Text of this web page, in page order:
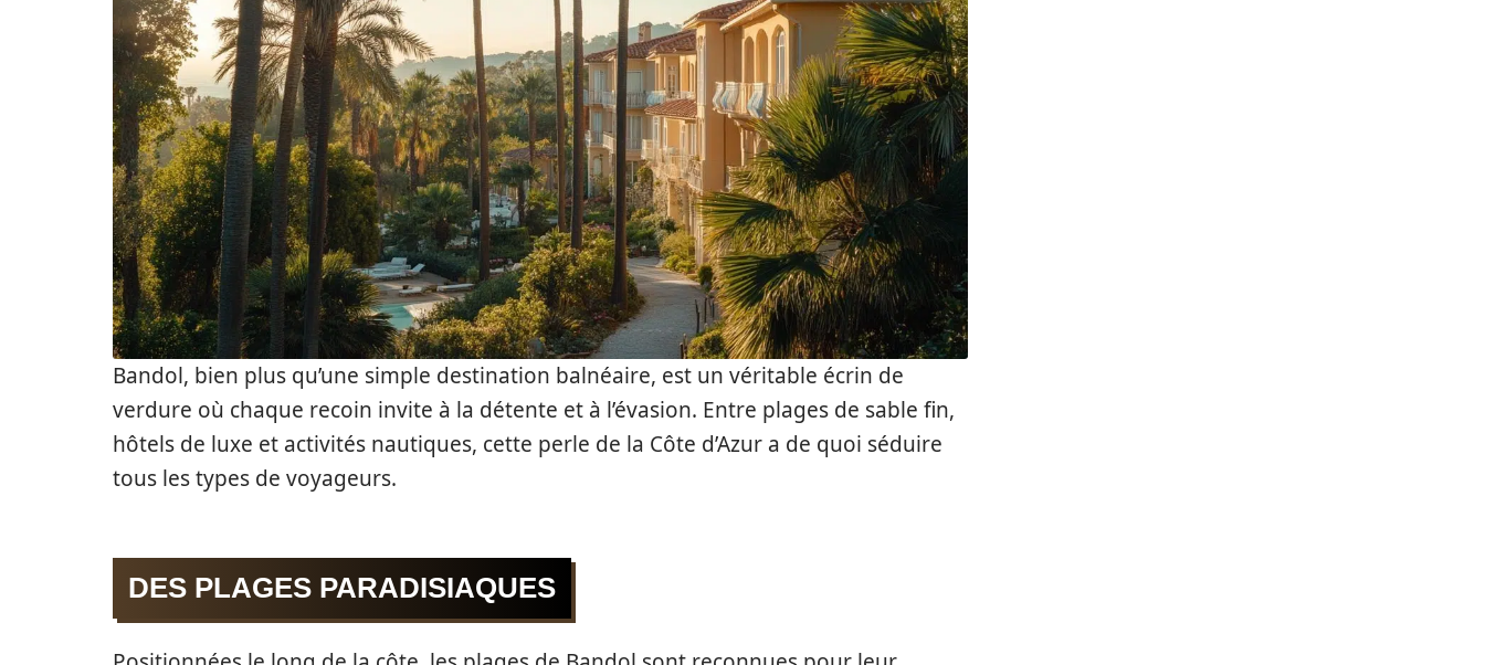
Bandol, bien plus qu’une simple destination balnéaire, est un véritable écrin de
verdure où chaque recoin invite à la détente et à l’évasion. Entre plages de sable fin,
hôtels de luxe et activités nautiques, cette perle de la Côte d’Azur a de quoi séduire
tous les types de voyageurs.
DES PLAGES PARADISIAQUES